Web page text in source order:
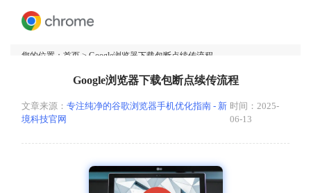
您的位置： 首页 > Google浏览器下载包断点续传流程
Google浏览器下载包断点续传流程
文章来源： 专注纯净的谷歌浏览器手机优化指南 - 新
境科技官网
时间：2025-
06-13